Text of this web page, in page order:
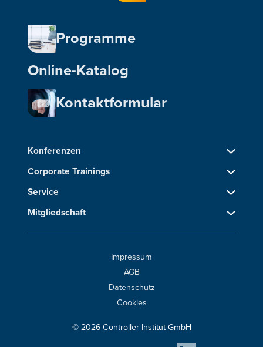
Programme
Online-Katalog
Kontaktformular
Konferenzen
Corporate Trainings
Service
Mitgliedschaft
Impressum
AGB
Datenschutz
Cookies
© 2026 Controller Institut GmbH